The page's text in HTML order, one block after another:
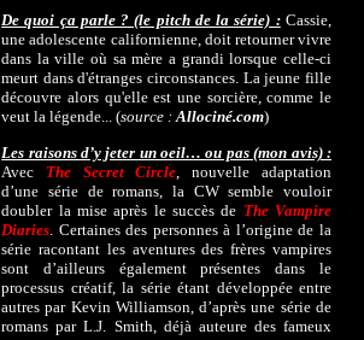
De quoi ça parle ? (le pitch de la série) :Cassie,
une adolescente californienne, doit retourner vivre
dans la ville où sa mère a grandi lorsque celle-ci
meurt dans d'étranges circonstances. La jeune fille
découvre alors qu'elle est une sorcière, comme le
veut la légende... (source :Allociné.com)
Les raisons d’y jeter un oeil… ou pas (mon avis) :
Avec The Secret Circle, nouvelle adaptation
d’une série de romans, la CW semble vouloir
doubler la mise après le succès de The Vampire
Diaries. Certaines des personnes à l’origine de la
série racontant les aventures des frères vampires
sont d’ailleurs également présentes dans le
processus créatif, la série étant développée entre
autres par Kevin Williamson, d’après une série de
romans par L.J. Smith, déjà auteure des fameux